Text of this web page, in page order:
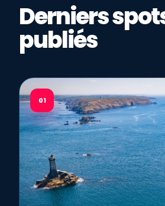
Derniers
publiés
01